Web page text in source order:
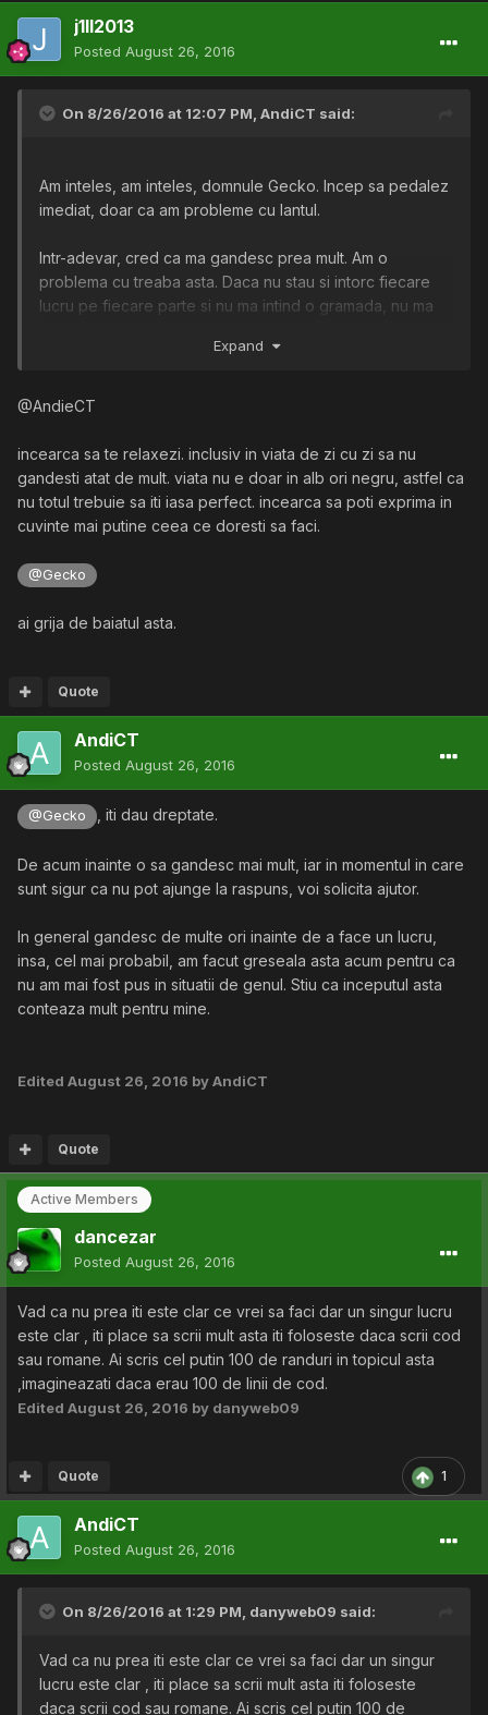
j1ll2013
Posted August 26, 2016
On 8/26/2016 at 12:07 PM, AndiCT said:
Am inteles, am inteles, domnule Gecko. Incep sa pedalez
imediat, doar ca am probleme cu lantul.
Intr-adevar, cred ca ma gandesc prea mult. Am o
problema cu treaba asta. Daca nu stau si intorc fiecare
lucru pe fiecare parte si nu ma intind o gramada, nu ma
Expand
@AndieCT
incearca sa te relaxezi. inclusiv in viata de zi cu zi sa nu
gandesti atat de mult. viata nu e doar in alb ori negru, astfel ca
nu totul trebuie sa iti iasa perfect. incearca sa poti exprima in
cuvinte mai putine ceea ce doresti sa faci.
@Gecko
ai grija de baiatul asta.
Quote
AndiCT
Posted August 26, 2016
@Gecko , iti dau dreptate.
De acum inainte o sa gandesc mai mult, iar in momentul in care
sunt sigur ca nu pot ajunge la raspuns, voi solicita ajutor.
In general gandesc de multe ori inainte de a face un lucru,
insa, cel mai probabil, am facut greseala asta acum pentru ca
nu am mai fost pus in situatii de genul. Stiu ca inceputul asta
conteaza mult pentru mine.
Edited August 26, 2016 by AndiCT
Quote
Active Members
dancezar
Posted August 26, 2016
Vad ca nu prea iti este clar ce vrei sa faci dar un singur lucru
este clar , iti place sa scrii mult asta iti foloseste daca scrii cod
sau romane. Ai scris cel putin 100 de randuri in topicul asta
,imagineazati daca erau 100 de linii de cod.
Edited August 26, 2016 by danyweb09
1
Quote
AndiCT
Posted August 26, 2016
On 8/26/2016 at 1:29 PM, danyweb09 said:
Vad ca nu prea iti este clar ce vrei sa faci dar un singur
lucru este clar , iti place sa scrii mult asta iti foloseste
daca scrii cod sau romane. Ai scris cel putin 100 de